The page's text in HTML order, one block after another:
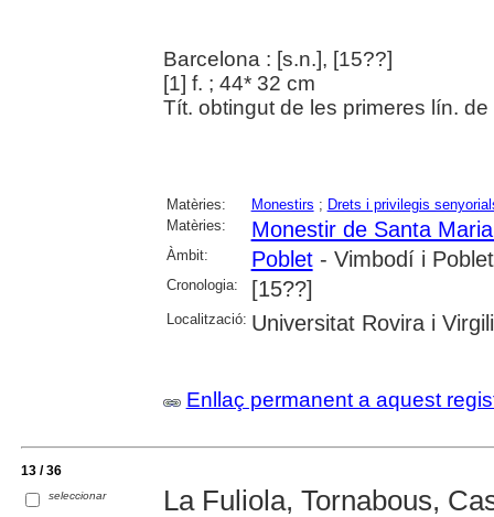
Barcelona : [s.n.], [15??]
[1] f. ; 44* 32 cm
Tít. obtingut de les primeres lín. de
Matèries: Monestirs ; Drets i privilegis
Matèries:
Monestir de Santa
Àmbit: Poblet- Vimbodí i
Cronologia: [15??]
Localització: Universitat Rovira i Virgili
Enllaç permanent a aquest
13 / 36
seleccionar La Fuliola, Tornabous,